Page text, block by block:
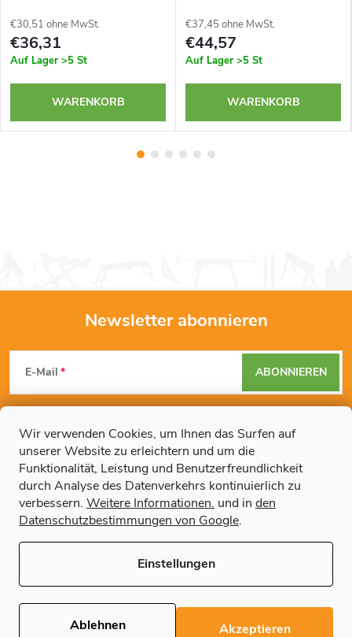
Wir verwenden Cookies, um Ihnen das Surfen auf
unserer Website zu erleichtern und um die
Funktionalität, Leistung und Benutzerfreundlichkeit
durch Analyse des Datenverkehrs kontinuierlich zu
verbessern. Weitere Informationen. und in den
Datenschutzbestimmungen von Google.
Einstellungen
Ablehnen Akzeptieren
€30,51 ohne MwSt.
€36,31
Auf Lager >5 St
WARENKORB
€37,45 ohne MwSt.
€44,57
Auf Lager >5 St
WARENKORB
F
u
ß
Newsletter abonnieren
E-Mail
Mit der Eingabe Ihrer E-Mail-Adresse erklären Sie sich mit den
Datenschutzbestimmungen
einverstanden.
ABONNIEREN
Weitere Informationen
Copyright 2026Regals.de. Alle Rechte vorbehalten.Cookie-
Einstellungen ändern